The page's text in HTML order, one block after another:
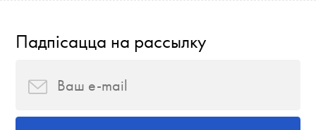
Падпісацца на рассылку